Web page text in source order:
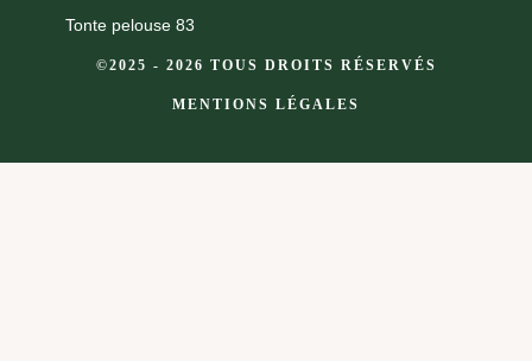
Tonte pelouse 83
©2025 - 2026 TOUS DROITS RÉSERVÉS
MENTIONS LÉGALES